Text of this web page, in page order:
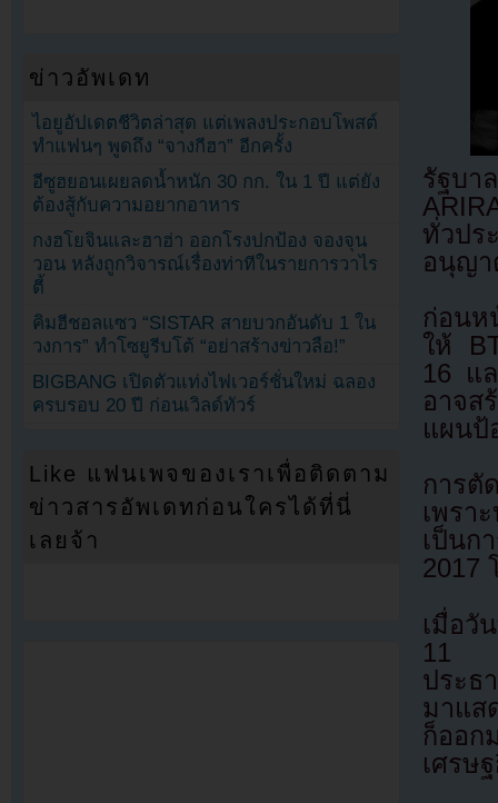
รัฐบา
ทั่วปร
อนุญา
ก่อนห
ให้
16 แ
อาจส
แผนป้
การตั
เพร
เป็นก
2017
เมื่อวั
11 เ
ประธ
มาแส
ก็ออก
เศรษ
ข่าวอัพเดท
ไอยูอัปเดตชีวิตล่าสุด แต่เพลงประกอบโพสต์
ทำแฟนๆ พูดถึง “จางกีฮา” อีกครั้ง
อีซูฮยอนเผยลดน้ำหนัก 30 กก. ใน 1 ปี แต่ยัง
ต้องสู้กับความอยากอาหาร
กงฮโยจินและฮาฮ่า ออกโรงปกป้อง จองจุน
วอน หลังถูกวิจารณ์เรื่องท่าทีในรายการวาไร
ตี้
คิมฮีชอลแซว “SISTAR สายบวกอันดับ 1 ใน
วงการ” ทำโซยูรีบโต้ “อย่าสร้างข่าวลือ!”
BIGBANG เปิดตัวแท่งไฟเวอร์ชั่นใหม่ ฉลอง
ครบรอบ 20 ปี ก่อนเวิลด์ทัวร์
Like แฟนเพจของเราเพื่อติดตาม
ข่าวสารอัพเดทก่อนใครได้ที่นี่
เลยจ้า